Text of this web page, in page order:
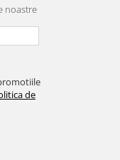
noastre
de